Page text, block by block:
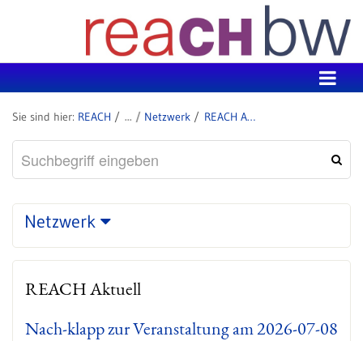
REACH Netzwerk REACH Aktuell
Netzwerk
REACH Aktuell
Nach-klapp zur Veranstaltung am 2026-07-08